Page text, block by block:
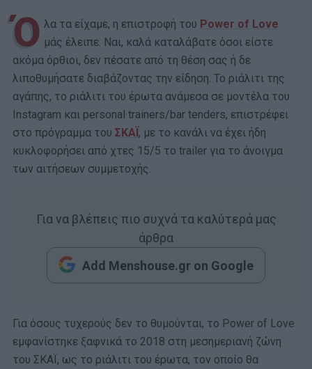
Ό λα τα είχαμε, η επιστροφή του Power of Love
μάς έλειπε. Ναι, καλά καταλάβατε όσοι είστε
ακόμα όρθιοι, δεν πέσατε από τη θέση σας ή δε
λιποθυμήσατε διαβάζοντας την είδηση. Το ριάλιτι της
αγάπης, το ριάλιτι του έρωτα ανάμεσα σε μοντέλα του
Instagram και personal trainers/bar tenders, επιστρέφει
στο πρόγραμμα του ΣΚΑΪ , με το κανάλι να έχει ήδη
κυκλοφορήσει από χτες 15/5 το trailer για το άνοιγμα
των αιτήσεων συμμετοχής.
Για να βλέπεις πιο συχνά τα καλύτερά μας
άρθρα
Add Menshouse.gr on Google
Για όσους τυχερούς δεν το θυμούνται, το Power of Love
εμφανίστηκε ξαφνικά το 2018 στη μεσημεριανή ζώνη
του ΣΚΑΪ, ως το ριάλιτι του έρωτα, τον οποίο θα